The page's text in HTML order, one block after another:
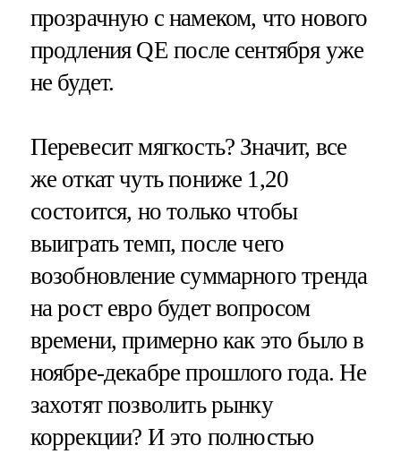
прозрачную с намеком, что нового
продления QE после сентября уже
не будет.
Перевесит мягкость? Значит, все
же откат чуть пониже 1,20
состоится, но только чтобы
выиграть темп, после чего
возобновление суммарного тренда
на рост евро будет вопросом
времени, примерно как это было в
ноябре-декабре прошлого года. Не
захотят позволить рынку
коррекции? И это полностью